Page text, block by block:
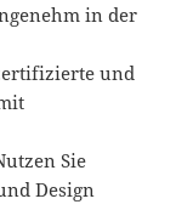
in der
und
Sie
Design